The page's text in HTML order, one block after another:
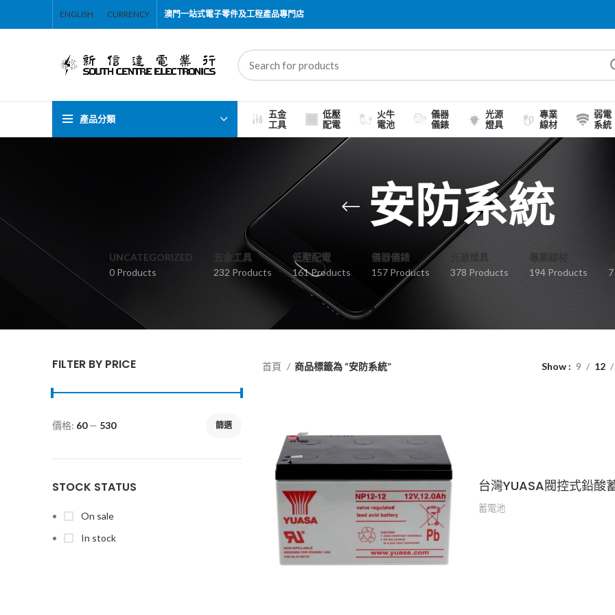
ENGLISH CURRENCY 澳門一站式電子零件及工程產品專門店
產品分類
五金
工具
低壓
配電
火牛
電池
儀器
儀錶
光源
燈具
專業
線材
弱電
系統
安防系統
UNCATEGORIZED
0 Products
五金工具
232 Products
低壓配電
161 Products
儀器儀錶
157 Products
光源燈具
378 Products
專業線材
194 Products
FILTER BY PRICE
篩選
價格: 60— 530
STOCK STATUS
On sale
In stock
首頁 商品標籤為 “安防系統” Show 9 12
台灣YUASA閥控式鉛酸
蓄電池